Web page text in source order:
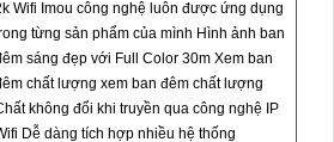
Wifi Imou công nghệ luôn được ứng dụng
từng sản phẩm của mình Hình ảnh ban
sáng đẹp với Full Color 30m Xem ban
chất lượng xem ban đêm chất lượng
không đổi khi truyền qua công nghệ IP
Dễ dàng tích hợp nhiều hệ thống